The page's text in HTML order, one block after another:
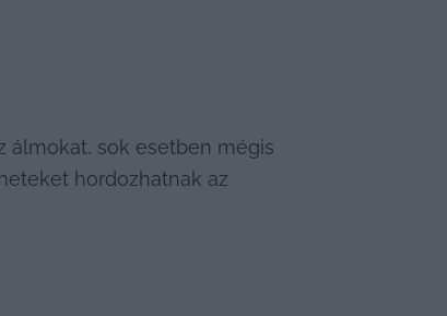
álmokat, sok esetben mégis
hordozhatnak az